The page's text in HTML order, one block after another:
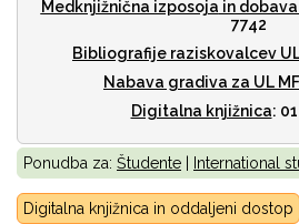
Medknjižnična izposoja in
7742
Bibliografije raziskovalcev
Nabava gradiva za UL MF
Digitalna knjižnica:
Ponudba za: Študente International
Digitalna knjižnica in oddaljeni dostop